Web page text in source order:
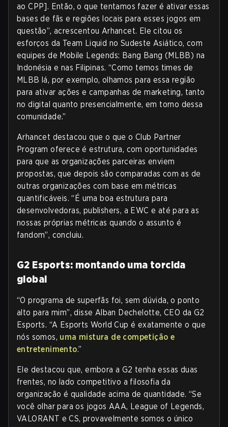
ao CPP]. Então, o que tentamos fazer é ativar essas
bases de fãs e regiões locais para esses jogos em
questão”, acrescentou Arhancet. Ele citou os
esforços da Team Liquid no Sudeste Asiático, com
equipes de Mobile Legends: Bang Bang (MLBB) na
Indonésia e nas Filipinas. “Como temos times de
MLBB lá, por exemplo, olhamos para essa região
para ativar ações e campanhas de marketing, tanto
no digital quanto presencialmente, em torno dessa
comunidade.”
Arhancet destacou que o que o Club Partner
Program oferece é estrutura, com oportunidades
para que as organizações parceiras enviem
propostas, que depois são comparadas com as de
outras organizações com base em métricas
quantificáveis. “É uma boa estrutura para
desenvolvedoras, publishers, a EWC e até para as
nossas próprias métricas quando o assunto é
fandom”, concluiu.
G2 Esports: montando uma torcida
global
“O programa de superfãs foi, sem dúvida, o ponto
alto para mim”, disse Alban Dechelotte, CEO da G2
Esports. “A Esports World Cup é exatamente o que
nós somos, uma mistura de competição e
entretenimento.”
Ele destacou que, embora a G2 tenha essas duas
frentes, no lado competitivo a filosofia da
organização é qualidade acima de quantidade. “Se
você olhar para os jogos AAA, League of Legends,
VALORANT e CS, provavelmente somos o único